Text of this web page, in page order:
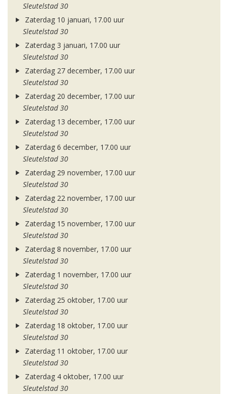
Sleutelstad 30
Zaterdag 10 januari, 17.00 uur
Sleutelstad 30
Zaterdag 3 januari, 17.00 uur
Sleutelstad 30
Zaterdag 27 december, 17.00 uur
Sleutelstad 30
Zaterdag 20 december, 17.00 uur
Sleutelstad 30
Zaterdag 13 december, 17.00 uur
Sleutelstad 30
Zaterdag 6 december, 17.00 uur
Sleutelstad 30
Zaterdag 29 november, 17.00 uur
Sleutelstad 30
Zaterdag 22 november, 17.00 uur
Sleutelstad 30
Zaterdag 15 november, 17.00 uur
Sleutelstad 30
Zaterdag 8 november, 17.00 uur
Sleutelstad 30
Zaterdag 1 november, 17.00 uur
Sleutelstad 30
Zaterdag 25 oktober, 17.00 uur
Sleutelstad 30
Zaterdag 18 oktober, 17.00 uur
Sleutelstad 30
Zaterdag 11 oktober, 17.00 uur
Sleutelstad 30
Zaterdag 4 oktober, 17.00 uur
Sleutelstad 30